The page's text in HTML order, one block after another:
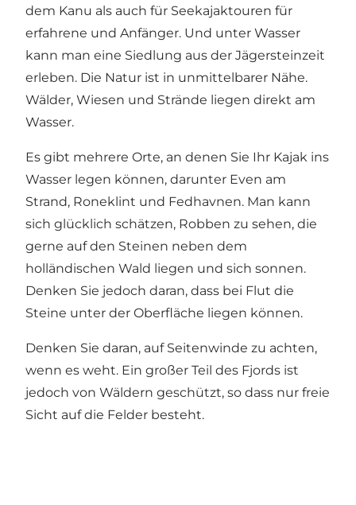
dem Kanu als auch für Seekajaktouren für
erfahrene und Anfänger. Und unter Wasser
kann man eine Siedlung aus der Jägersteinzeit
erleben. Die Natur ist in unmittelbarer Nähe.
Wälder, Wiesen und Strände liegen direkt am
Wasser.
Es gibt mehrere Orte, an denen Sie Ihr Kajak ins
Wasser legen können, darunter Even am
Strand, Roneklint und Fedhavnen. Man kann
sich glücklich schätzen, Robben zu sehen, die
gerne auf den Steinen neben dem
holländischen Wald liegen und sich sonnen.
Denken Sie jedoch daran, dass bei Flut die
Steine ​​unter der Oberfläche liegen können.
Denken Sie daran, auf Seitenwinde zu achten,
wenn es weht. Ein großer Teil des Fjords ist
jedoch von Wäldern geschützt, so dass nur freie
Sicht auf die Felder besteht.